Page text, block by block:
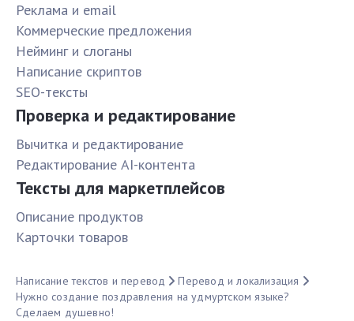
Реклама и email
Коммерческие предложения
Нейминг и слоганы
Написание скриптов
SEO-тексты
Проверка и редактирование
Вычитка и редактирование
Редактирование AI-контента
Тексты для маркетплейсов
Описание продуктов
Карточки товаров
Написание текстов и перевод
Перевод и локализация
Нужно создание поздравления на удмуртском языке?
Сделаем душевно!